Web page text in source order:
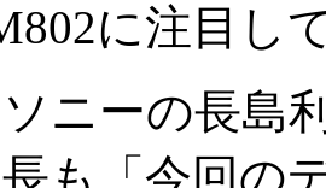
に注目し
ニーの長島
も「今回の